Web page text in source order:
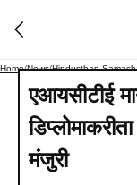
Home/News/Hindusthan
एआयसीटीई
मंजुरी